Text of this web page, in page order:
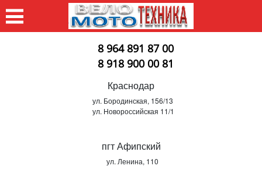
8 964 891 87 00
8 918 900 00 81
Краснодар
ул. Бородинская, 156/13
ул. Новороссийская 11/1
пгт Афипский
ул. Ленина, 110